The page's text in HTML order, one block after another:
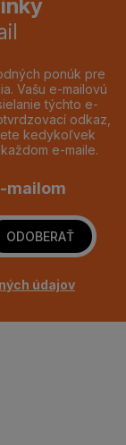
ponúk pre
Vašu e-mailovú
týchto e-
odkaz,
kedykoľvek
e-maile.
mailom
ODOBERAŤ
údajov